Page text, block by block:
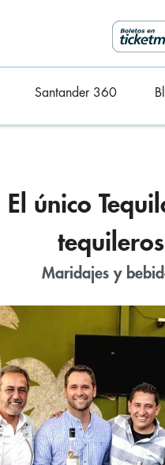
Santander 360
único
tequileros
Maridajes y